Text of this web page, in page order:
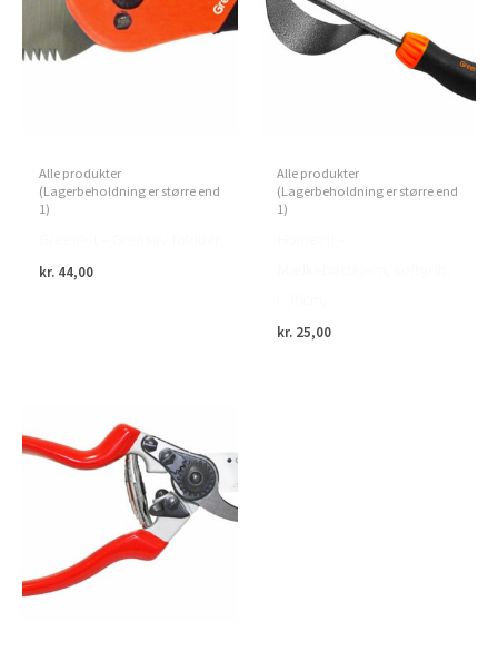
Alle produkter
(Lagerbeholdning er større end
1)
kr. 44,00
Alle produkter
(Lagerbeholdning er større end
1)
kr. 25,00